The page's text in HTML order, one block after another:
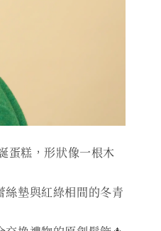
蛋糕，形狀像一根木
絲墊與紅綠相間的冬青